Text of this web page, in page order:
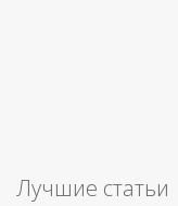
Лучшие статьи